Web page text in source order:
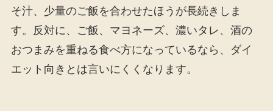
そ汁、少量のご飯を合わせたほうが長続きしま
す。反対に、ご飯、マヨネーズ、濃いタレ、酒の
おつまみを重ねる食べ方になっているなら、ダイ
エット向きとは言いにくくなります。